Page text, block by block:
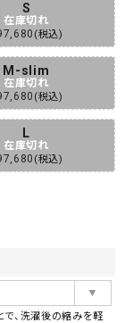
S
在庫切れ
税込
M-slim
在庫切れ
税込
L
在庫切れ
税込
で、洗濯後の縮みを軽